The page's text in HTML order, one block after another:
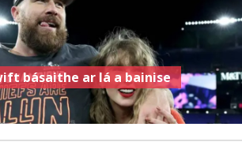
básaithe ar lá a bainise